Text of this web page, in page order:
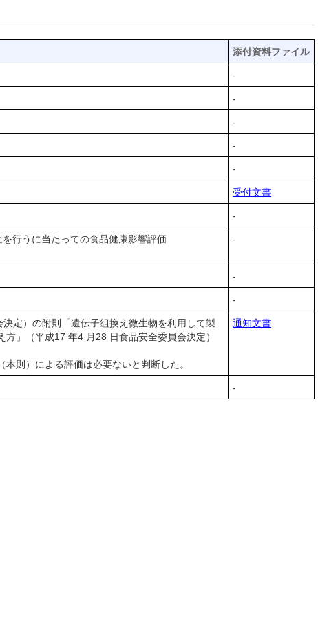
添付資料ファイル
-
-
-
-
-
受付文書
-
行うに当たっての食品健康影響評価 -
-
-
定）の附則「遺伝子組換え微生物を利用して製
」（平成17 年4 月28 日食品安全委員会決定）
則）による評価は必要ないと判断した。
通知文書
-